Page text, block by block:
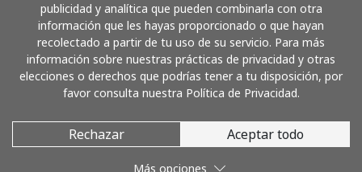
publicidad y analítica que pueden combinarla con otra
información que les hayas proporcionado o que hayan
recolectado a partir de tu uso de su servicio. Para más
información sobre nuestras prácticas de privacidad y otras
elecciones o derechos que podrías tener a tu disposición, por
favor consulta nuestra Política de Privacidad.
Rechazar Aceptar todo
Más opciones
Paga con
© 2026 LlamaColombia